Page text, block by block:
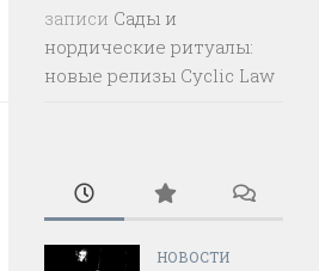
записи Сады и
нордические ритуалы:
новые релизы Cyclic Law
НОВОСТИ